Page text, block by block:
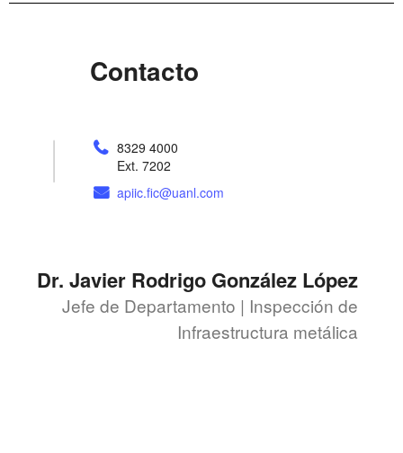
Dr. Javier Rodrigo González López
Jefe de Departamento | Inspección de
Infraestructura metálica
Contacto
8329 4000
Ext. 7202
apiic.fic@uanl.com